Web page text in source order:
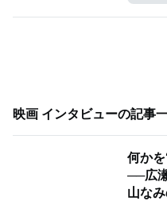
映画 インタビューの記事
何か
──広
山な